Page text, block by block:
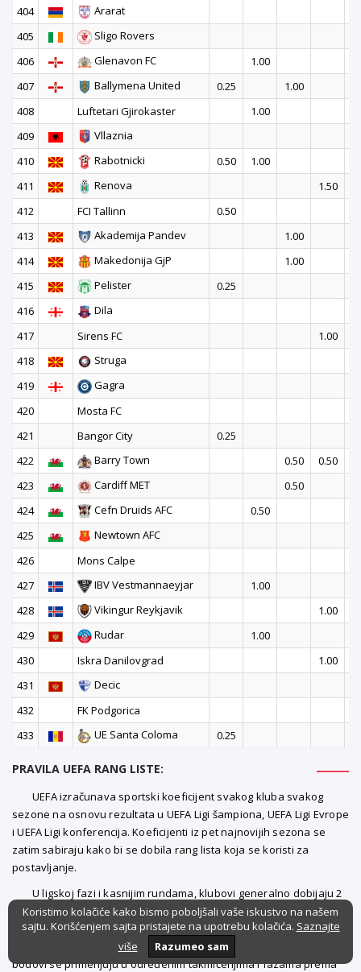
404
Ararat
405
Sligo Rovers
406
Glenavon FC
1.00
407
Ballymena United 0.25
1.00
408
Luftetari Gjirokaster
1.00
409
Vllaznia
410
Rabotnicki 0.50
1.00
411
Renova
1.50
412
FCI Tallinn
0.50
413
Akademija Pandev
1.00
414
Makedonija GjP
1.00
415
Pelister
0.25
416
Dila
417
Sirens FC
1.00
418
Struga
419
Gagra
420
Mosta FC
421
Bangor City
0.25
422
Barry Town 0.50
0.50
423
Cardiff MET
0.50
424
Cefn Druids AFC
0.50
425
Newtown AFC
426
Mons Calpe
427
IBV Vestmannaeyjar
1.00
428
Vikingur Reykjavik
1.00
429
Rudar
1.00
430
Iskra Danilovgrad
1.00
431
Decic
432
FK Podgorica
433
UE Santa Coloma 0.25
PRAVILA UEFA RANG LISTE:
UEFA izračunava sportski koeficijent svakog kluba svakog
sezone na osnovu rezultata u UEFA Ligi šampiona, UEFA Ligi Evrope
i UEFA Ligi konferencija. Koeficijenti iz pet najnovijih sezona se
zatim sabiraju kako bi se dobila rang lista koja se koristi za
postavljanje.
U ligskoj fazi i kasnijim rundama, klubovi generalno dobijaju 2
boda za pobedu i 1 bod za nerešeno. UEFA takođe dodeljuje
bonus bodove za konačne pozicije u ligskoj fazi i za dostizanje
kasnijih eliminacionih rundi. Određeni garantovani minimalni
bodovi se primenjuju u određenim takmičenjima i fazama prema
Koristimo kolačiće kako bismo poboljšali vaše iskustvo na našem
sajtu. Korišćenjem sajta pristajete na upotrebu kolačića. Saznajte
više
Razumeo sam